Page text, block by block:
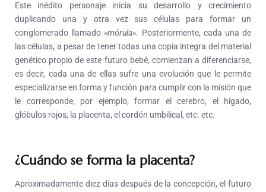
Este inédito personaje inicia su desarrollo y crecimiento
duplicando una y otra vez sus células para formar un
conglomerado llamado«mórula». Posteriormente, cada una de
las células, a pesar de tener todas una copia íntegra del material
genético propio de este futuro bebé, comienzan a diferenciarse,
es decir, cada una de ellas sufre una evolución que le permite
especializarse en forma y función para cumplir con la misión que
le corresponde; por ejemplo, formar el cerebro, el hígado,
glóbulos rojos, la placenta, el cordón umbilical, etc. etc.
¿Cuándo se forma la placenta?
Aproximadamente diez días después de la concepción, el futuro